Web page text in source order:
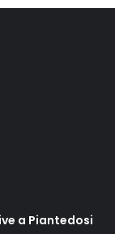
a Piantedosi